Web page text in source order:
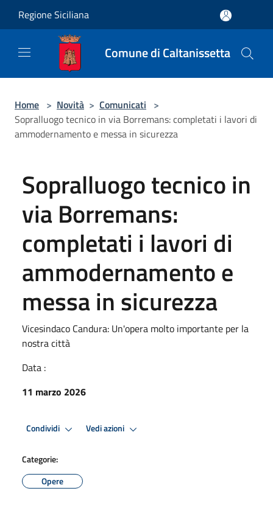
Regione Siciliana
Comune di Caltanissetta
Home > Novità > Comunicati >
Sopralluogo tecnico in via Borremans: completati i lavori di
ammodernamento e messa in sicurezza
Sopralluogo tecnico in
via Borremans:
completati i lavori di
ammodernamento e
messa in sicurezza
Vicesindaco Candura: Un'opera molto importante per la
nostra città
Data :
11 marzo 2026
Condividi Vedi azioni
Categorie:
Opere